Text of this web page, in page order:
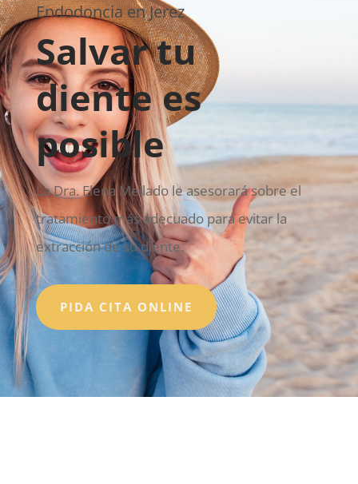
Endodoncia en Jerez
Salvar tu
diente es
posible
La Dra. Elena Mellado le asesorará sobre el
tratamiento más adecuado para evitar la
extracción de su diente.
PIDA CITA ONLINE